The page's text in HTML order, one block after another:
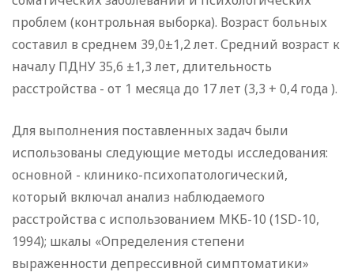
проблем (контрольная выборка). Возраст больных
составил в среднем 39,0±1,2 лет. Средний возраст к
началу ПДНУ 35,6 ±1,3 лет, длительность
расстройства - от 1 месяца до 17 лет (3,3 + 0,4 года ).
Для выполнения поставленных задач были
использованы следующие методы исследования:
основной - клинико-психопатологический,
который включал анализ наблюдаемого
расстройства с использованием МКБ-10 (1SD-10,
1994); шкалы «Определения степени
выраженности депрессивной симптоматики»